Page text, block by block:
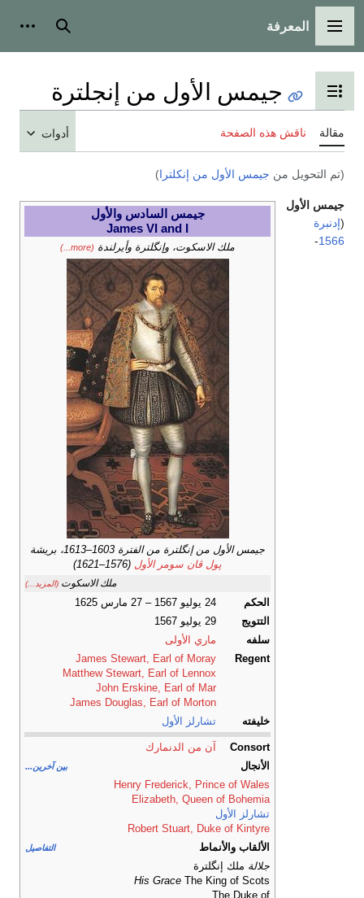
القائمة الرئيسية
المعرفة بحث
تبديل عرض جدول المحتويات
جيمس الأول من إنجلترة
مقالة ناقش هذه الصفحة أدوات
(تم التحويل من جيمس الأول من إنكلترا)
جيمس السادس والأول
James VI and I
ملك الاسكوت، وإنگلترة وأيرلندة (more...)
جيمس الأول من إنگلترة من الفترة 1603–1613، بريشة
پول ڤان سومر الأول (1576–1621)
ملك الاسكوت (المزيد...)
الحكم
24 يوليو 1567 – 27 مارس 1625
التتويج
29 يوليو 1567
سلفه
ماري الأولى
Regent
James Stewart, Earl of Moray
Matthew Stewart, Earl of Lennox
John Erskine, Earl of Mar
James Douglas, Earl of Morton
خليفته
تشارلز الأول
Consort آن من الدنمارك
بين آخرين...
الأنجال
Henry Frederick, Prince of Wales
Elizabeth, Queen of Bohemia
تشارلز الأول
Robert Stuart, Duke of Kintyre
التفاصيل
الألقاب والأنماط
جلالة ملك إنگلترة
His Grace The King of Scots
جيمس الأول
(إدنبرة
1566
-